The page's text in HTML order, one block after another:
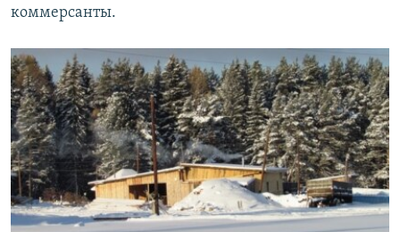
коммерсанты.